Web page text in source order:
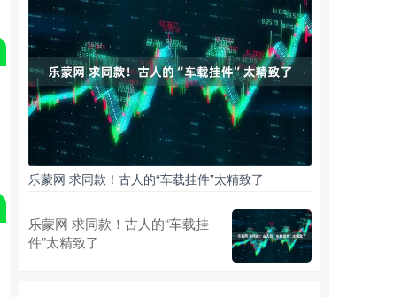
乐蒙网 求同款！古人的“车载挂件”太精致了
乐蒙网 求同款！古人的“车载挂
件”太精致了